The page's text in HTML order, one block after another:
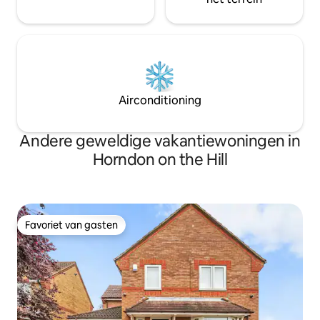
Airconditioning
Andere geweldige vakantiewoningen in
Horndon on the Hill
Favoriet van gasten
Favoriet van gasten